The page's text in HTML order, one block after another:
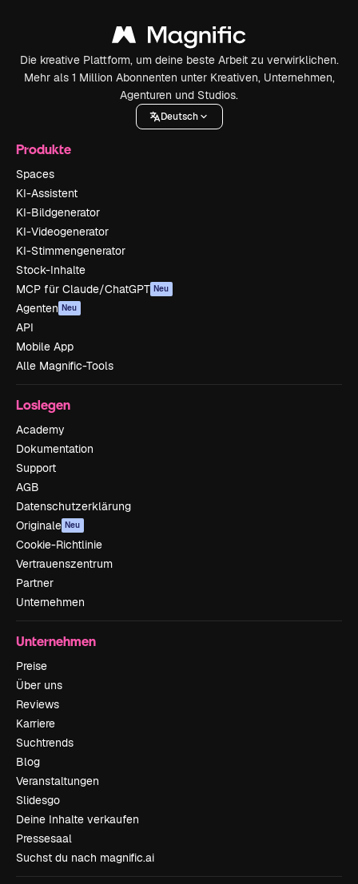
Die kreative Plattform, um deine beste Arbeit zu verwirklichen.
Mehr als 1 Million Abonnenten unter Kreativen, Unternehmen,
Agenturen und Studios.
Deutsch
Produkte
Spaces
KI-Assistent
KI-Bildgenerator
KI-Videogenerator
KI-Stimmengenerator
Stock-Inhalte
MCP für Claude/ChatGPT Neu
Agenten Neu
API
Mobile App
Alle Magnific-Tools
Loslegen
Academy
Dokumentation
Support
AGB
Datenschutzerklärung
Originale Neu
Cookie-Richtlinie
Vertrauenszentrum
Partner
Unternehmen
Unternehmen
Preise
Über uns
Reviews
Karriere
Suchtrends
Blog
Veranstaltungen
Slidesgo
Deine Inhalte verkaufen
Pressesaal
Suchst du nach magnific.ai